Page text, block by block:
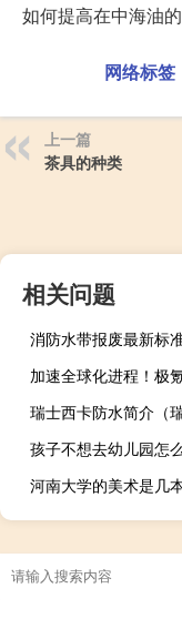
如何提高在中海油
网络标签
上一篇
茶具的种类
相关问题
消防水带报废最新标
孩子不想去幼儿园怎
河南大学的美术是几